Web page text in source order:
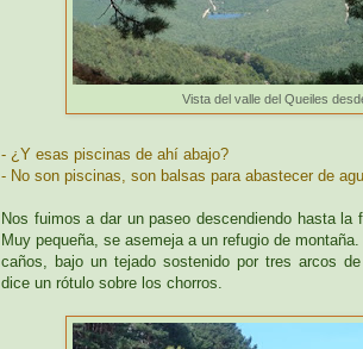
Vista del valle del Queiles
- ¿Y esas piscinas de ahí abajo?
- No son piscinas, son balsas para abastecer de
Nos fuimos a dar un paseo descendiendo hasta la
Muy pequeña, se asemeja a un refugio de
caños, bajo un tejado sostenido por tres arcos de
dice un rótulo sobre los chorros.